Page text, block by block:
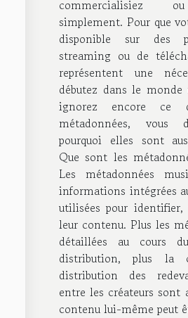
commercialisiez
simplement. Pour que
disponible sur des
streaming ou de
représentent une
débutez dans le
ignorez encore ce
métadonnées, vous
pourquoi elles sont
Que sont les
Les métadonnées
informations intégrées
utilisées pour
leur contenu. Plus les
détaillées au cours
distribution, plus la
distribution des
entre les créateurs sont
contenu lui-même peut